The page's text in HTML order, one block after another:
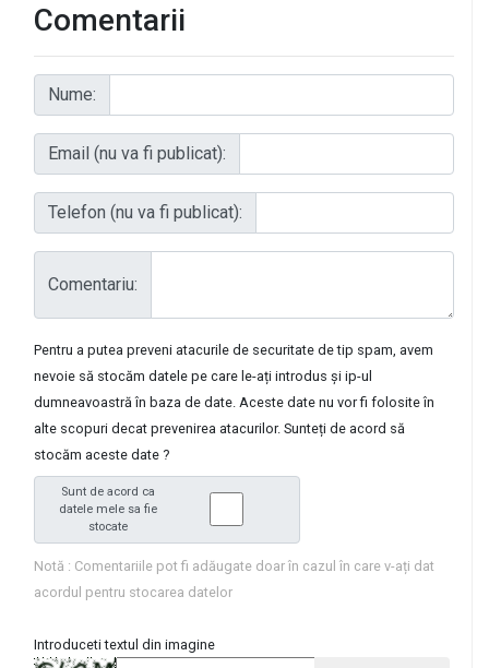
Comentarii
Nume:
Email (nu va fi publicat):
Telefon (nu va fi publicat):
Comentariu:
Pentru a putea preveni atacurile de securitate de tip spam, avem
nevoie să stocăm datele pe care le-ați introdus și ip-ul
dumneavoastră în baza de date. Aceste date nu vor fi folosite în
alte scopuri decat prevenirea atacurilor. Sunteți de acord să
stocăm aceste date ?
Sunt de acord ca
datele mele sa fie
stocate
Notă : Comentariile pot fi adăugate doar în cazul în care v-ați dat
acordul pentru stocarea datelor
Introduceti textul din imagine